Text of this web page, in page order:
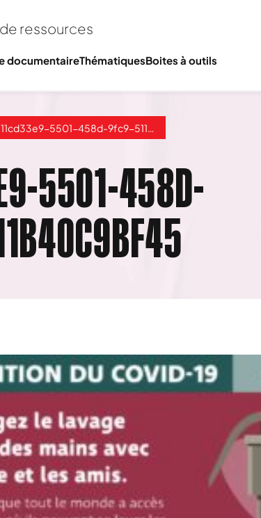
ressources
documentaireThématiquesBoites à outils
11cd33e9-5501-458d-9fc9-511b40c9bf45
5501-458D-